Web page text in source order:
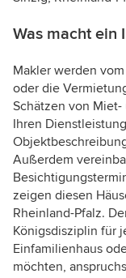
Was macht ein
Makler werden
oder die
Schätzen von
Ihren
Außerdem
zeigen diesen
Rheinland-Pfalz.
Königsdisziplin für
Einfamilienhaus
möchten,